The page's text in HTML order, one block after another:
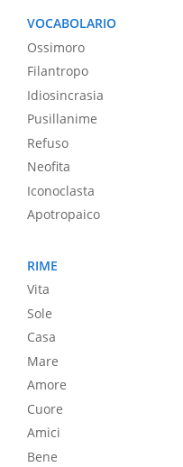
VOCABOLARIO
Ossimoro
Filantropo
Idiosincrasia
Pusillanime
Refuso
Neofita
Iconoclasta
Apotropaico
RIME
Vita
Sole
Casa
Mare
Amore
Cuore
Amici
Bene